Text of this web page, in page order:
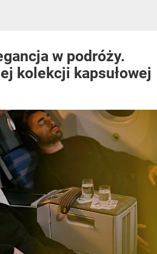
w podróży.
kolekcji kapsułowej